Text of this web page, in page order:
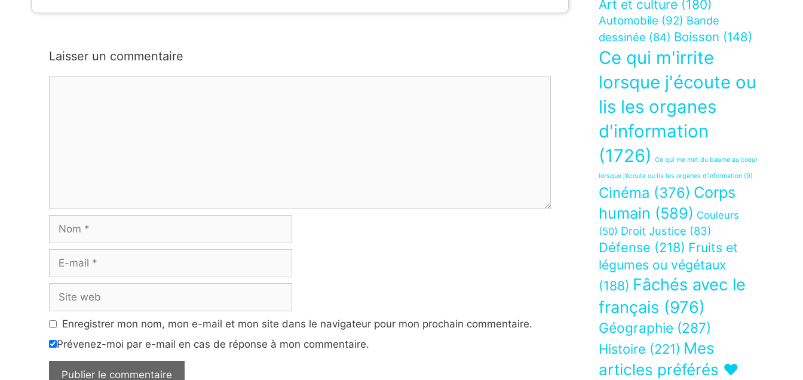
Laisser un commentaire
mail
web
Enregistrer mon nom, mon e-mail et mon site dans le navigateur pour mon prochain commentaire.
Prévenez-moi par e-mail en cas de réponse à mon commentaire.
Art et culture (180)
Automobile (92) Bande
dessinée (84) Boisson (148)
Ce qui m'irrite
lorsque j'écoute ou
lis les organes
d'information
(1726)
Ce qui me met du baume au coeur
lorsque j’écoute ou lis les organes d’information (9)
Cinéma (376) Corps
humain (589) Couleurs
(50) Droit Justice (83)
Défense (218) Fruits et
légumes ou végétaux
(188) Fâchés avec le
français (976)
Géographie (287)
Histoire (221) Mes
articles préférés ❤